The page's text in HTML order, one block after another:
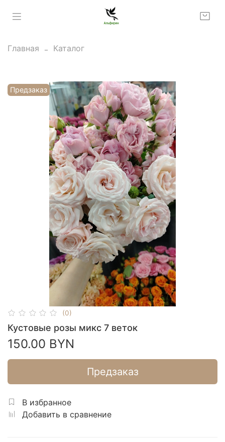
Главная Каталог
Предзаказ
(0)
Кустовые розы микс 7 веток
150.00 BYN
Предзаказ
В избранное
Добавить в сравнение